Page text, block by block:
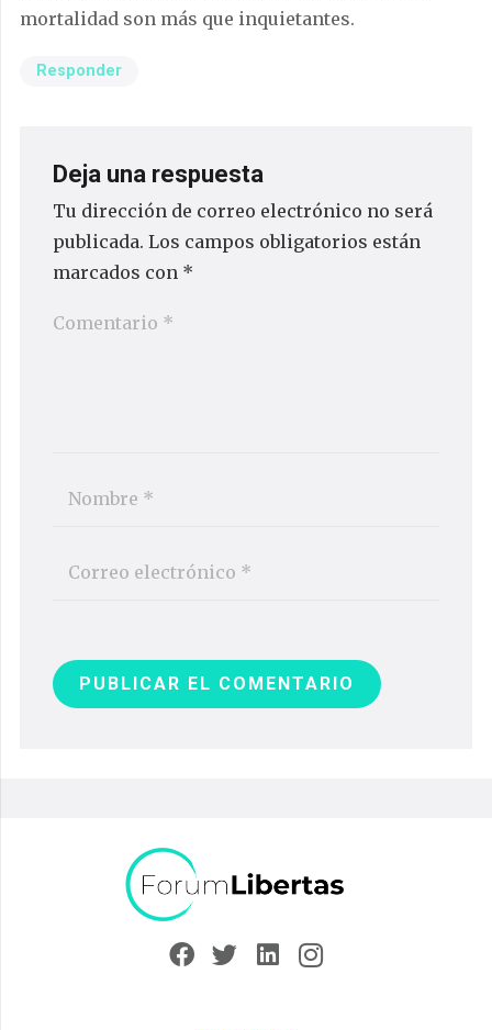
mortalidad son más que inquietantes.
Responder
Deja una respuesta
Tu dirección de correo electrónico no será
publicada. Los campos obligatorios están
marcados con *
PUBLICAR EL COMENTARIO